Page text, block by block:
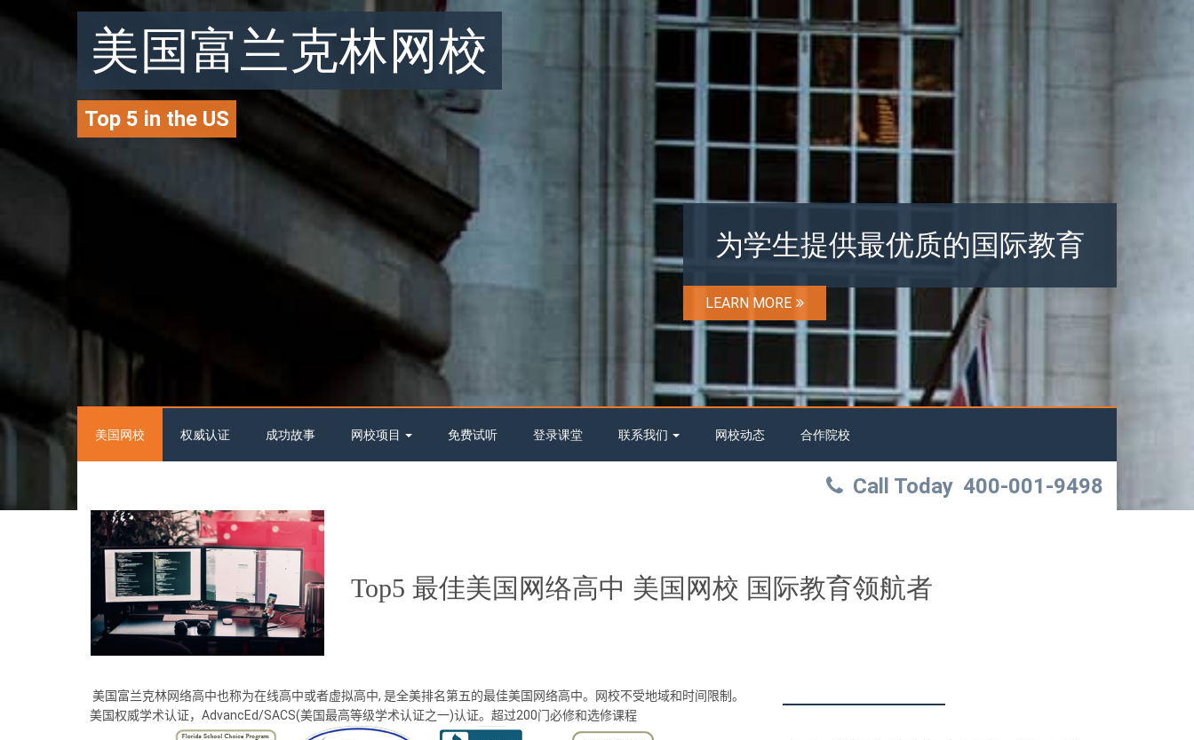
美国富兰克林网校
Top 5 in the US
为学生提供最优质的国际教育
LEARN MORE
美国网校 权威认证 成功故事 网校项目 免费试听 登录课堂 联系我们 网校动态 合作院校
Call Today 400-001-9498
Top5 最佳美国网络高中 美国网校 国际教育领航者
美国富兰克林网络高中也称为在线高中或者虚拟高中, 是全美排名第五的最佳美国网络高中。网校不受地域和时间限制。
美国权威学术认证，AdvancEd/SACS(美国最高等级学术认证之一)认证。超过200门必修和选修课程